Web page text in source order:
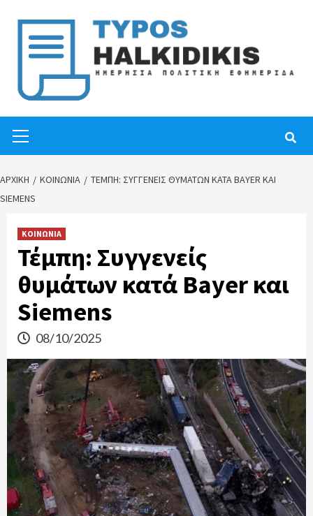
content
Menu
ΑΡΧΙΚΉ ΚΟΙΝΩΝΙΑ
ΤΈΜΠΗ: ΣΥΓΓΕΝΕΊΣ ΘΥΜΆΤΩΝ ΚΑΤΆ BAYER ΚΑΙ
SIEMENS
ΚΟΙΝΩΝΙΑ
Τέμπη: Συγγενείς
θυμάτων κατά Bayer και
Siemens
08/10/2025